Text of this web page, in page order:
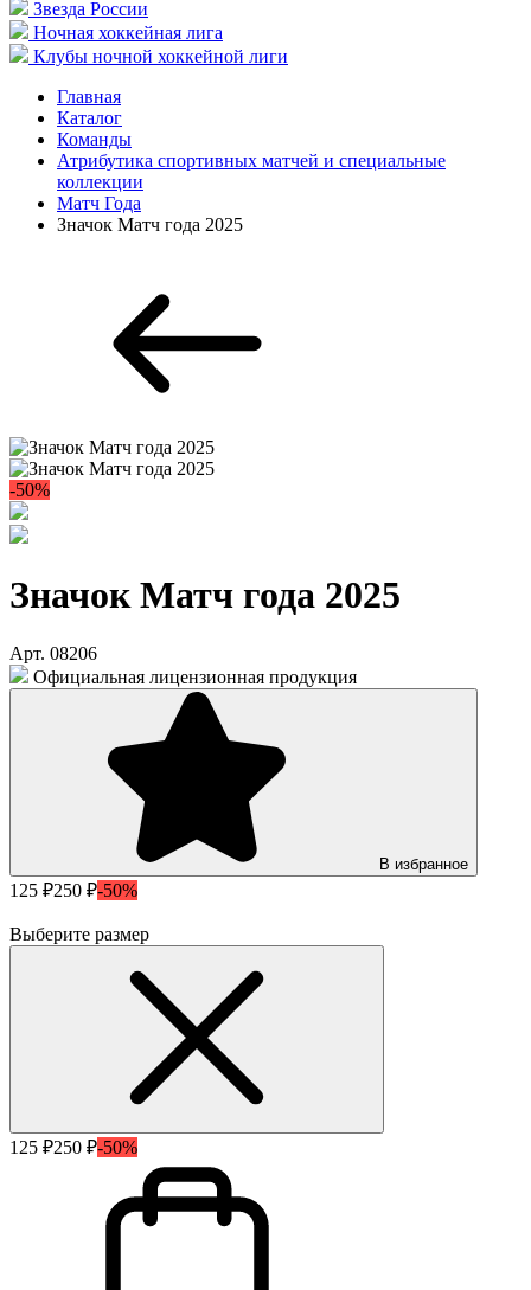
Звезда России
Ночная хоккейная лига
Клубы ночной хоккейной лиги
Главная
Каталог
Команды
Атрибутика спортивных матчей и специальные
коллекции
Матч Года
Значок Матч года 2025
-50%
Значок Матч года 2025
Арт. 08206
Официальная лицензионная продукция
В избранное
125 ₽250 ₽-50%
Выберите размер
125 ₽250 ₽-50%